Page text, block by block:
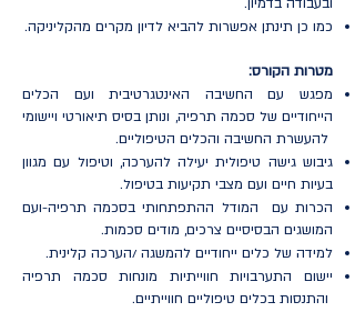
כמו כן תינתן אפשרות להביא לדיון מקרים מהקליניקה.
מטרות הקורס:
מפגש עם החשיבה האינטגרטיבית ועם הכלים
הייחודיים של סכמה תרפיה, ונותן בסיס תיאורטי ויישומי
להעשרת החשיבה והכלים הטיפוליים.
גיבוש גישה טיפולית יעילה להערכה, וטיפול עם מגוון
בעיות חיים ועם מצבי תקיעות בטיפול.
הכרות עם המודל ההתפתחותי בסכמה תרפיה-ועם
המושגים הבסיסיים צרכים, מודים סכמות.
למידה של כלים ייחודיים להמשגה /הערכה קלינית.
יישום התערבויות חווייתיות מונחות סכמה תרפיה
והתנסות בכלים טיפוליים חווייתיים.